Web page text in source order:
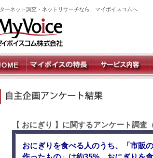
ーネット調査・ネットリサーチなら、マイボイスコムへ
【 おにぎり 】に関するアンケート調査
おにぎりを食べる人のうち、「市販